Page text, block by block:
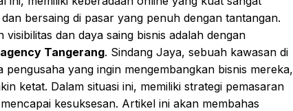
bersaing di pasar yang penuh dengan tantangan.
dan daya saing bisnis adalah dengan
Tangerang. Sindang Jaya, sebuah kawasan di
yang ingin mengembangkan bisnis mereka,
ketat. Dalam situasi ini, memiliki strategi pemasaran
kesuksesan. Artikel ini akan membahas